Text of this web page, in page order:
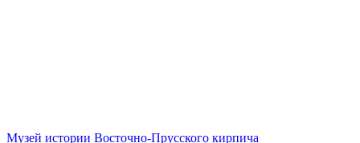
Музей истории Восточно-Прусского кирпича